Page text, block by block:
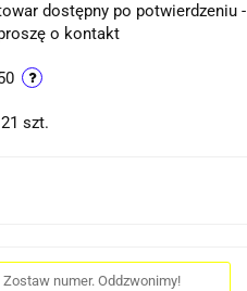
dostępny po potwierdzeniu -
o kontakt
21 szt.